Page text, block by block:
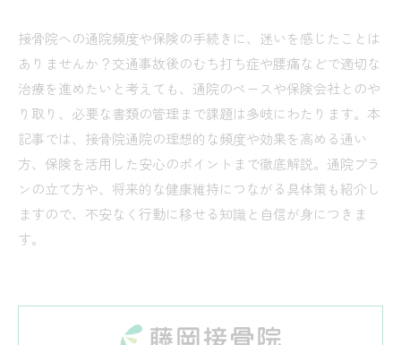
接骨院への通院頻度や保険の手続きに、迷いを感じたことは
ありませんか？交通事故後のむち打ち症や腰痛などで適切な
治療を進めたいと考えても、通院のペースや保険会社とのや
り取り、必要な書類の管理まで課題は多岐にわたります。本
記事では、接骨院通院の理想的な頻度や効果を高める通い
方、保険を活用した安心のポイントまで徹底解説。通院プラ
ンの立て方や、将来的な健康維持につながる具体策も紹介し
ますので、不安なく行動に移せる知識と自信が身につきま
す。